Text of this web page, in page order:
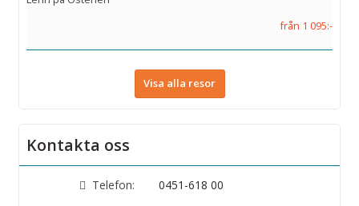
från 1 095:-
Visa alla resor
Kontakta oss
Telefon: 0451-618 00